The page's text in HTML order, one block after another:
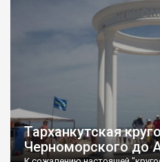
Тарханкутская
Черноморского до